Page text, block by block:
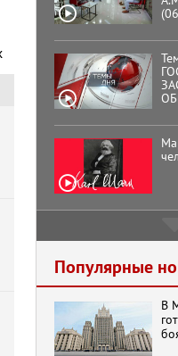
Популярные
В